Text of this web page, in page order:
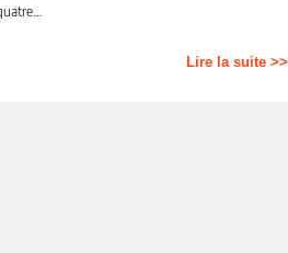
Lire la suite >>